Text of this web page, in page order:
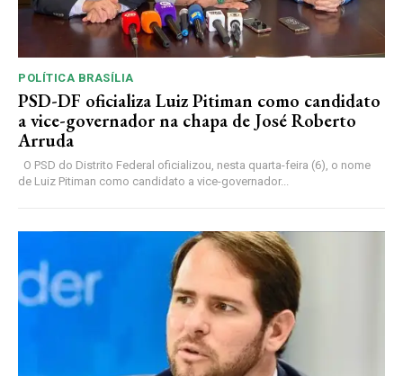
POLÍTICA BRASÍLIA
PSD-DF oficializa Luiz Pitiman como candidato
a vice-governador na chapa de José Roberto
Arruda
de Luiz Pitiman como candidato a vice-governador...